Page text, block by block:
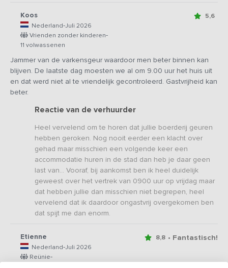
Koos 5,6
Nederland-Juli 2026
Vrienden zonder kinderen-
11 volwassenen
Jammer van de varkensgeur waardoor men beter binnen kan
blijven. De laatste dag moesten we al om 9.00 uur het huis uit
en dat werd niet al te vriendelijk gecontroleerd. Gastvrijheid kan
beter.
Reactie van de verhuurder
Heel vervelend om te horen dat jullie boerderij geuren
hebben geroken. Nog nooit eerder een klacht over
gehad maar misschien een volgende keer een
accommodatie huren in de stad dan heb je daar geen
last van... Vooraf, bij aankomst ben ik heel duidelijk
geweest over het vertrek van 0900 uur op vrijdag maar
dat hebben jullie dan misschien niet begrepen, heel
vervelend dat ik daardoor ongastvrij overgekomen ben
dat spijt me dan enorm.
Etienne 8,8 • Fantastisch!
Nederland-Juli 2026
Reünie-